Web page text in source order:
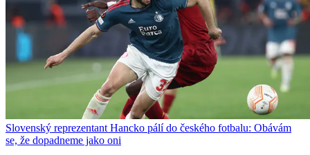
Slovenský reprezentant Hancko pálí do českého fotbalu: Obávám
se, že dopadneme jako oni